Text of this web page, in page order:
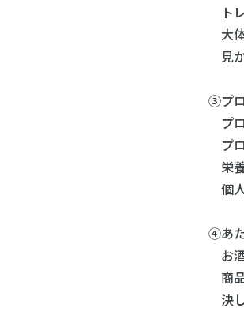
ト
大
見
③プ
プ
プ
栄
個
④あ
お
商
決